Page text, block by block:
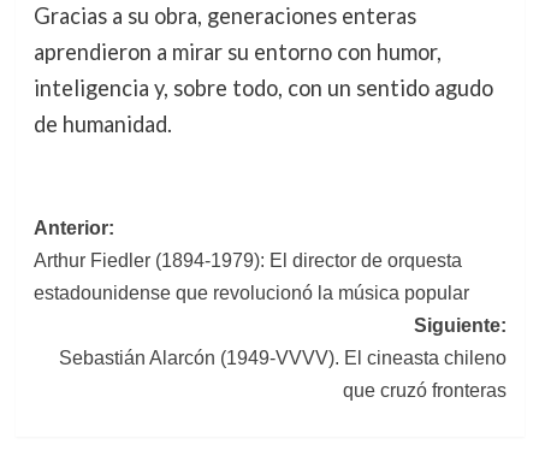
Gracias a su obra, generaciones enteras
aprendieron a mirar su entorno con humor,
inteligencia y, sobre todo, con un sentido agudo
de humanidad.
Navegación
de
Anterior:
Arthur Fiedler (1894-1979): El director de orquesta
estadounidense que revolucionó la música popular
Siguiente:
Sebastián Alarcón (1949-VVVV). El cineasta chileno
que cruzó fronteras